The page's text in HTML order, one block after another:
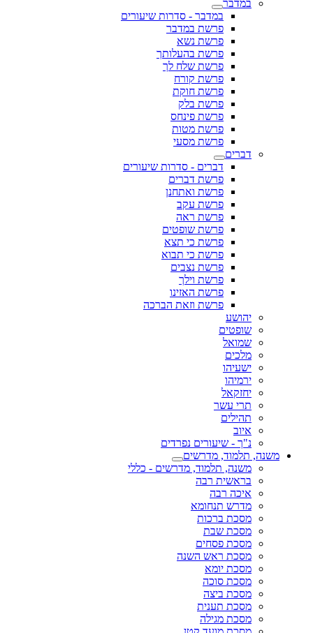
במדבר
במדבר - סדרות שיעורים
פרשת במדבר
פרשת נשא
פרשת בהעלותך
פרשת שלח לך
פרשת קורח
פרשת חוקת
פרשת בלק
פרשת פינחס
פרשת מטות
פרשת מסעי
דברים
דברים - סדרות שיעורים
פרשת דברים
פרשת ואתחנן
פרשת עקב
פרשת ראה
פרשת שופטים
פרשת כי תצא
פרשת כי תבוא
פרשת נצבים
פרשת וילך
פרשת האזינו
פרשת וזאת הברכה
יהושע
שופטים
שמואל
מלכים
ישעיהו
ירמיהו
יחזקאל
תרי עשר
תהילים
איוב
נ"ך - שיעורים נפרדים
משנה, תלמוד, מדרשים
משנה, תלמוד, מדרשים - כללי
בראשית רבה
איכה רבה
מדרש תנחומא
מסכת ברכות
מסכת שבת
מסכת פסחים
מסכת ראש השנה
מסכת יומא
מסכת סוכה
מסכת ביצה
מסכת תענית
מסכת מגילה